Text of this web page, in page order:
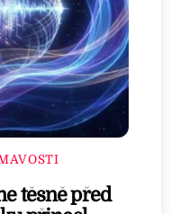
těsně před